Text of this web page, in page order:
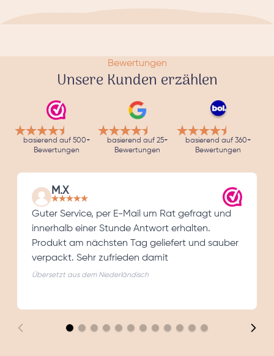
Bewertungen
Unsere Kunden erzählen
basierend auf 500+
Bewertungen
basierend auf 25+
Bewertungen
basierend auf 360+
Bewertungen
M.X
Guter Service, per E-Mail um Rat gefragt und
innerhalb einer Stunde Antwort erhalten.
Produkt am nächsten Tag geliefert und sauber
verpackt. Sehr zufrieden damit
Übersetzt aus dem Niederländisch